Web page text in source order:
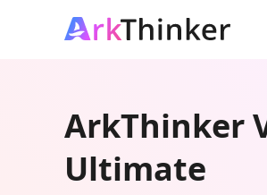
ArkThinker
Ultimate